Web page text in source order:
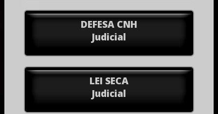
DEFESA CNH
Judicial
LEI SECA
Judicial